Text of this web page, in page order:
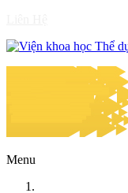
Menu